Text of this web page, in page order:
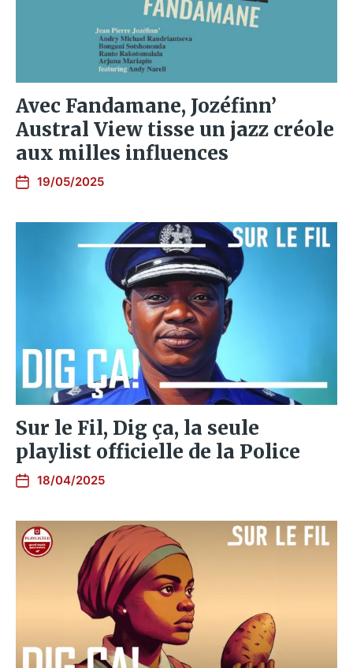
Avec Fandamane, Jozéfinn’
Austral View tisse un jazz créole
aux milles influences
19/05/2025
Sur le Fil, Dig ça, la seule
playlist officielle de la Police
18/04/2025